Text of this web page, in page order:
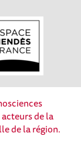
de la
de la région.